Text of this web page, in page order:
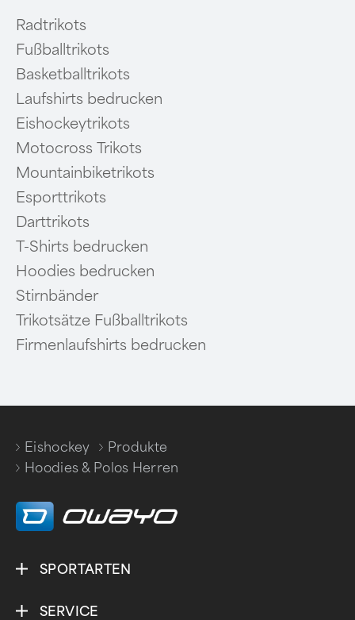
Radtrikots
Fußballtrikots
Basketballtrikots
Laufshirts bedrucken
Eishockeytrikots
Motocross Trikots
Mountainbiketrikots
Esporttrikots
Darttrikots
T-Shirts bedrucken
Hoodies bedrucken
Stirnbänder
Trikotsätze Fußballtrikots
Firmenlaufshirts bedrucken
Eishockey
/
Produkte
/
Hoodies & Polos Herren
SPORTARTEN
SERVICE